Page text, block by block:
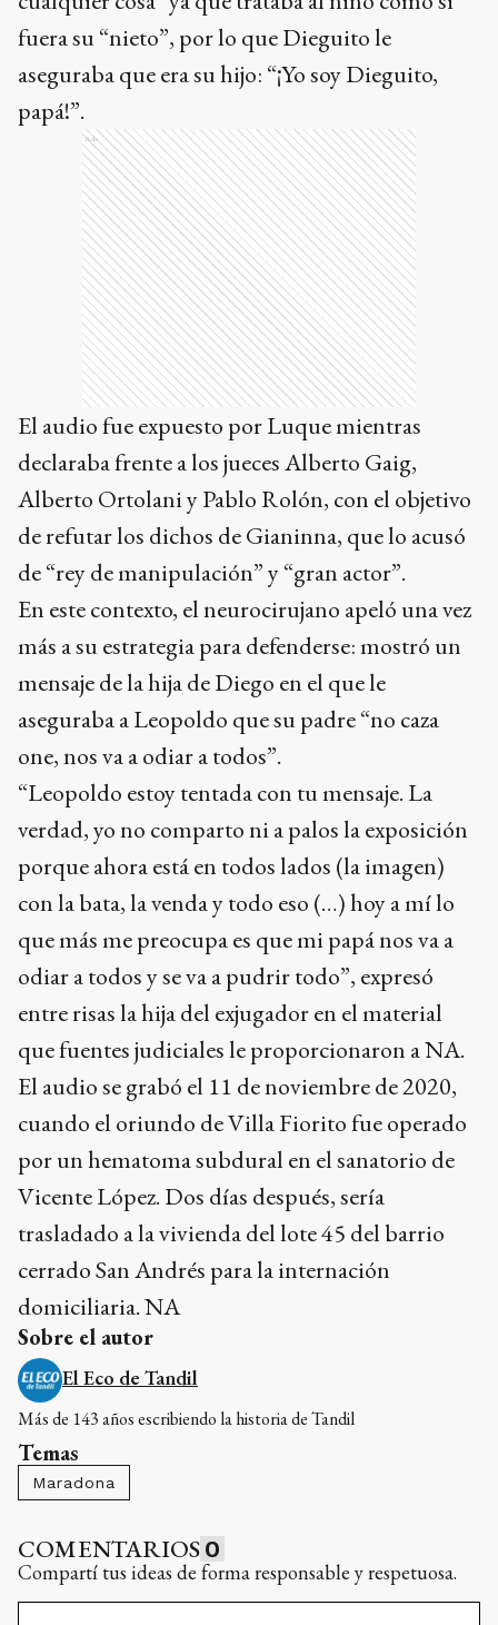
fuera su “nieto”, por lo que Dieguito le
aseguraba que era su hijo: “¡Yo soy Dieguito,
papá!”.
Ads
El audio fue expuesto por Luque mientras
declaraba frente a los jueces Alberto Gaig,
Alberto Ortolani y Pablo Rolón, con el objetivo
de refutar los dichos de Gianinna, que lo acusó
de “rey de manipulación” y “gran actor”.
En este contexto, el neurocirujano apeló una vez
más a su estrategia para defenderse: mostró un
mensaje de la hija de Diego en el que le
aseguraba a Leopoldo que su padre “no caza
one, nos va a odiar a todos”.
“Leopoldo estoy tentada con tu mensaje. La
verdad, yo no comparto ni a palos la exposición
porque ahora está en todos lados (la imagen)
con la bata, la venda y todo eso (…) hoy a mí lo
que más me preocupa es que mi papá nos va a
odiar a todos y se va a pudrir todo”, expresó
entre risas la hija del exjugador en el material
que fuentes judiciales le proporcionaron a NA.
El audio se grabó el 11 de noviembre de 2020,
cuando el oriundo de Villa Fiorito fue operado
por un hematoma subdural en el sanatorio de
Vicente López. Dos días después, sería
trasladado a la vivienda del lote 45 del barrio
cerrado San Andrés para la internación
domiciliaria. NA
Sobre el autor
El Eco de Tandil
Más de 143 años escribiendo la historia de Tandil
Temas
Maradona
COMENTARIOS 0
Compartí tus ideas de forma responsable y respetuosa.